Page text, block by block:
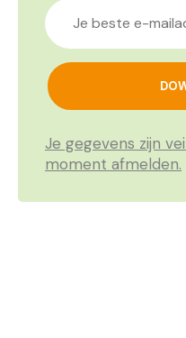
Je gegevens zijn
moment afmelden.